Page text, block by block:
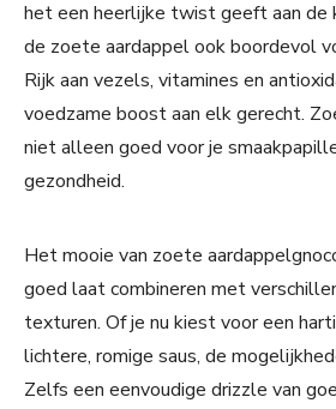
het een heerlijke twist geeft aan de
de zoete aardappel ook boordevol
Rijk aan vezels, vitamines en
voedzame boost aan elk gerecht.
niet alleen goed voor je
gezondheid.
Het mooie van zoete
goed laat combineren met
texturen. Of je nu kiest voor een
lichtere, romige saus, de
Zelfs een eenvoudige drizzle van